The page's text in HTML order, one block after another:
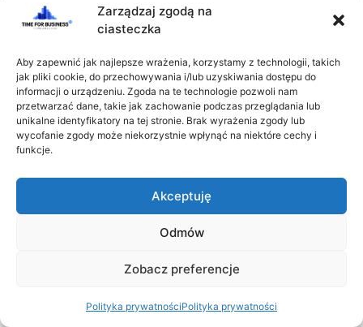
Zarządzaj zgodą na
ciasteczka
Aby zapewnić jak najlepsze wrażenia, korzystamy z technologii, takich
jak pliki cookie, do przechowywania i/lub uzyskiwania dostępu do
informacji o urządzeniu. Zgoda na te technologie pozwoli nam
przetwarzać dane, takie jak zachowanie podczas przeglądania lub
unikalne identyfikatory na tej stronie. Brak wyrażenia zgody lub
wycofanie zgody może niekorzystnie wpłynąć na niektóre cechy i
funkcje.
Akceptuję
Odmów
Zobacz preferencje
Polityka prywatnościPolityka prywatności
REGULAMIN POLITYKA PRYWATNOŚCI
2025 © Time for Business TV | wszystkie prawa